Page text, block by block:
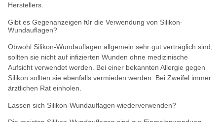
Herstellers.
Gibt es Gegenanzeigen für die Verwendung von Silikon-
Wundauflagen?
Obwohl Silikon-Wundauflagen allgemein sehr gut verträglich sind,
sollten sie nicht auf infizierten Wunden ohne medizinische
Aufsicht verwendet werden. Bei einer bekannten Allergie gegen
Silikon sollten sie ebenfalls vermieden werden. Bei Zweifel immer
ärztlichen Rat einholen.
Lassen sich Silikon-Wundauflagen wiederverwenden?